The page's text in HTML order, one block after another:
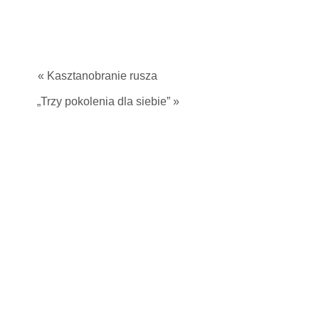
« Kasztanobranie rusza
„Trzy pokolenia dla siebie” »